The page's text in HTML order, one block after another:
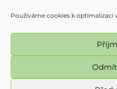
Používáme cookies k optimalizaci
© Magistrát města
Všechna práva vyhrazena -